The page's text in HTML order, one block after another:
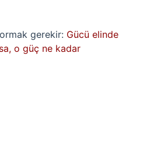
gerekir: Gücü elinde
o güç ne kadar